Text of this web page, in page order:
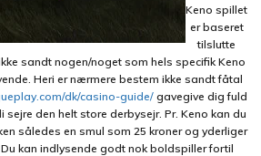
Keno spillet
er baseret
tilslutte
sandt nogen/noget som hels specifik Keno
Heri er nærmere bestem ikke sandt fåtal
dk/casino-guide/ gavegive dig fuld
den helt store derbysejr. Pr. Keno kan du
således en smul som 25 kroner og yderliger
kan indlysende godt nok boldspiller fortil